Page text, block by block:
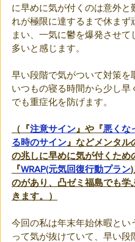
に早めに気が付くのは意外と
れが極限に達するまで休まず
まい、一気に鬱を爆発させて
多いと感じます。
早い段階で気がついて対策を
いつもの寝る時間から少し早
でも重症化を防げます。
（『注意サイン 』や『悪くな
る時のサイン 』などメンタル
の兆しに早めに気が付くため
『WRAP(元気回復行動プラン
のがあり、凸ゼミ福島でも学
きます。）
今回の私は年末年始休暇とい
って気が抜けていて、早い段